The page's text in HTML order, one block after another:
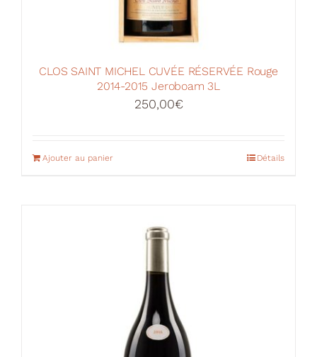
CLOS SAINT MICHEL CUVÉE RÉSERVÉE Rouge
2014-2015 Jeroboam 3L
250,00€
Ajouter au panier Détails